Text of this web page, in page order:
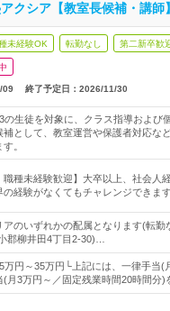
クシア【教室長候補・講師
未経験OK 転勤なし 第二新卒歓
09 終了予定日： 2026/11/30
の生徒を対象に、クラス指導および
補として、教室運営や保護者対応な
。
職種未経験歓迎】大卒以上、社会人
経験がなくてもチャレンジできます
アのいずれかの配属となります(転勤
郡柳井田4丁目2‐30)…
万円～35万円└上記には、一律手当(
(月3万円～／固定残業時間20時間分)